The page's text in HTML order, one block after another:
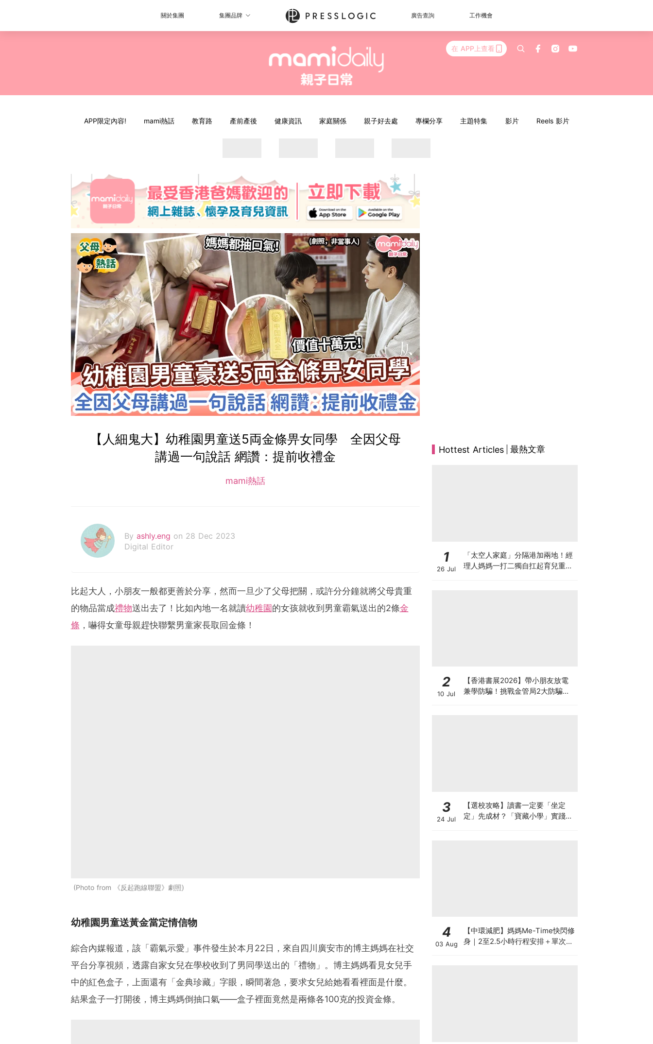
關於集團 集團品牌 廣告查詢 工作機會
在 APP上查看
APP限定內容! mami熱話 教育路 產前產後 健康資訊 家庭關係 親子好去處 專欄分享 主題特集 影片 Reels 影片
【人細鬼大】幼稚園男童送5両金條畀女同學 全因父母
講過一句說話 網讚：提前收禮金
mami熱話
By ashly.eng on 28 Dec 2023
Digital Editor
比起大人，小朋友一般都更善於分享，然而一旦少了父母把關，或許分分鐘就將父母貴重
的物品當成禮物送出去了！比如內地一名就讀幼稚園的女孩就收到男童霸氣送出的2條金
條 ，嚇得女童母親趕快聯繫男童家長取回金條！
Photo from 《反起跑線聯盟》劇照
幼稚園男童送黃金當定情信物
綜合內媒報道，該「霸氣示愛」事件發生於本月22日，來自四川廣安市的博主媽媽在社交
平台分享視頻，透露自家女兒在學校收到了男同學送出的「禮物」。博主媽媽看見女兒手
中的紅色盒子，上面還有「金典珍藏」字眼，瞬間著急，要求女兒給她看看裡面是什麼。
結果盒子一打開後，博主媽媽倒抽口氣——盒子裡面竟然是兩條各100克的投資金條。
Hottest Articles 最熱文章
1
26 Jul
「太空人家庭」分隔港加兩地！經
理人媽媽一打二獨自扛起育兒重
2
10 Jul
【香港書展2026】帶小朋友放電
兼學防騙！挑戰金管局2大防騙遊
3
24 Jul
【選校攻略】讀書一定要「坐定
定」先成材？「寶藏小學」實踐動
4
03 Aug
【中環減肥】媽媽Me-Time快閃修
身｜2至2.5小時行程安排＋單次收